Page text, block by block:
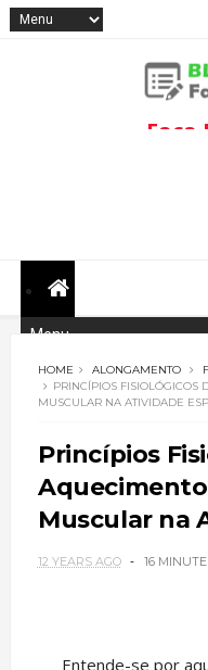
HOME ALONGAMENTO
PRINCÍPIOS FISIOLÓGICOS
MUSCULAR NA ATIVIDADE
Princípios
Muscular na
12 YEARS AGO 16 MINUTE
Entende-se por